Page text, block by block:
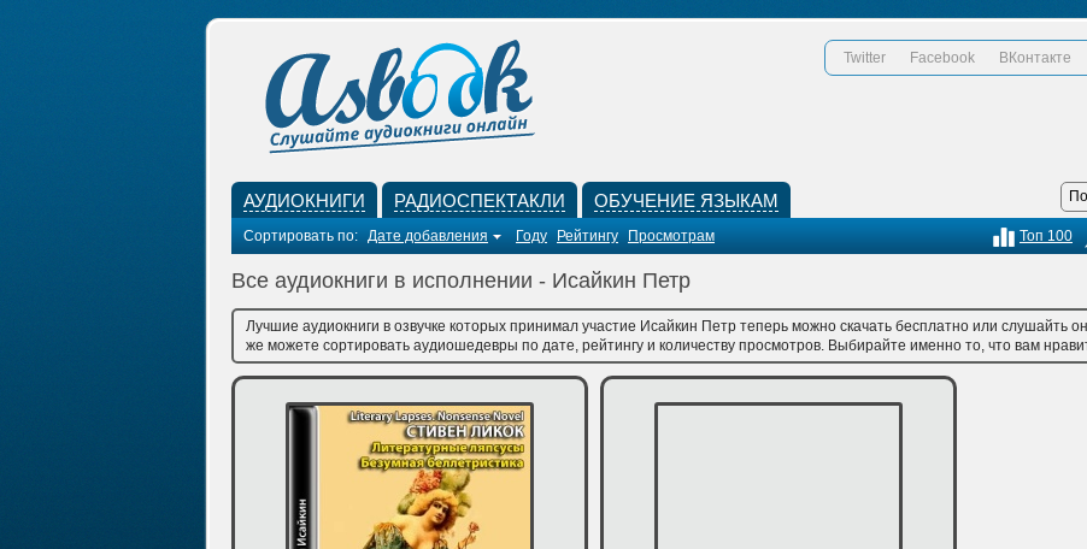
Twitter Facebook ВКонтакте
АУДИОКНИГИ РАДИОСПЕКТАКЛИ ОБУЧЕНИЕ ЯЗЫКАМ
Сортировать по: Дате добавления Году Рейтингу Просмотрам Топ 100
Все аудиокниги в исполнении - Исайкин Петр
Лучшие аудиокниги в озвучке которых принимал участие Исайкин Петр теперь можно скачать бесплатно или слушайть
же можете сортировать аудиошедевры по дате, рейтингу и количеству просмотров. Выбирайте именно то, что вам